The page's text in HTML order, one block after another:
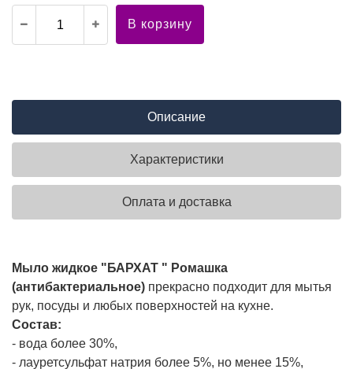
В корзину
Описание
Характеристики
Оплата и доставка
Мыло жидкое "БАРХАТ " Ромашка
(антибактериальное) прекрасно подходит для мытья
рук, посуды и любых поверхностей на кухне.
Состав:
- вода более 30%,
- лауретсульфат натрия более 5%, но менее 15%,